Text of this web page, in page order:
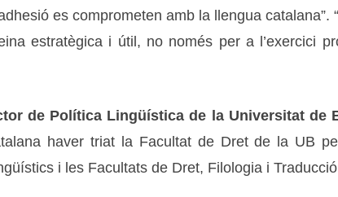
es comprometen amb la llengua
estratègica i útil, no només per a l’exercici
de Política Lingüística de la Universitat de
haver triat la Facultat de Dret de la UB
i les Facultats de Dret, Filologia i